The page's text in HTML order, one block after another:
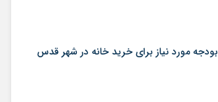
بودجه مورد نیاز برای خرید خانه در شهر قدس